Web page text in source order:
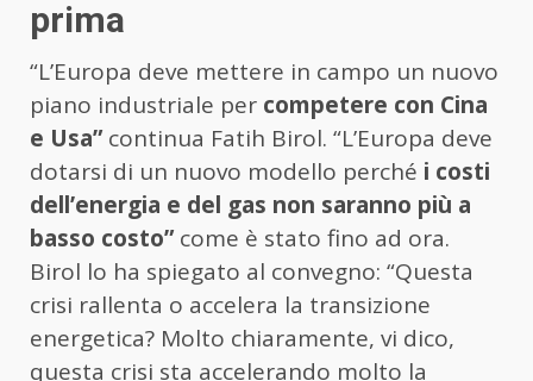
prima
“L’Europa deve mettere in campo un nuovo
piano industriale per competere con Cina
e Usa”continua Fatih Birol. “L’Europa deve
dotarsi di un nuovo modello perché i costi
dell’energia e del gas non saranno più a
basso costo”come è stato fino ad ora.
Birol lo ha spiegato al convegno: “Questa
crisi rallenta o accelera la transizione
energetica? Molto chiaramente, vi dico,
questa crisi sta accelerando molto la